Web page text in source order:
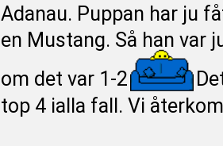
Adanau. Puppan har ju
en Mustang. Så han var
om det var 1-2
top 4 ialla fall. Vi